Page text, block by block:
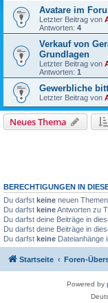
Avatare im
Letzter Beitrag von
Antworten: 4
Verkauf von
Grundlagen
Letzter Beitrag von
Antworten: 1
Gewerbliche
Letzter Beitrag von
Neues Thema
BERECHTIGUNGEN IN
Du darfst keine neuen
Du darfst keineAntworten zu
Du darfst deine Beiträge in
Du darfst deine Beiträge in
Du darfst keine Dateianhänge
Startseite Foren-
Powered by